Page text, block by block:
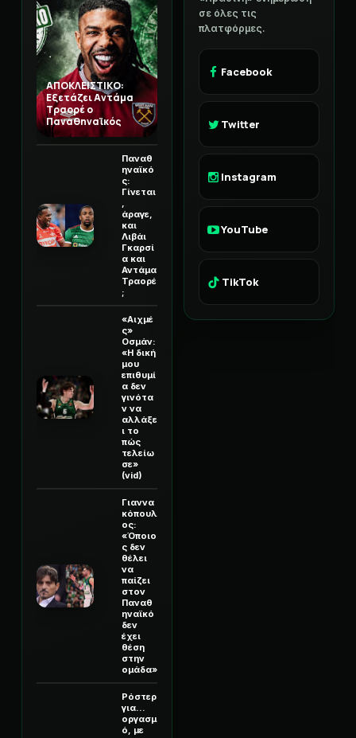
ΑΠΟΚΛΕΙΣΤΙΚΟ:
Εξετάζει Αντάμα
Τραορέ ο
Παναθηναϊκός
Παναθ
ηναϊκό
ς:
Γίνεται
,
άραγε,
και
Λιβάι
Γκαρσί
α και
Αντάμα
Τραορέ
;
«Αιχμέ
ς»
Οσμάν:
«Η δική
μου
επιθυμί
α δεν
γινότα
ν να
αλλάξε
ι το
πώς
τελείω
σε»
(vid)
Γιαννα
κόπουλ
ος:
«Όποιο
ς δεν
θέλει
να
παίζει
στον
Παναθ
ηναϊκό
δεν
έχει
θέση
στην
ομάδα»
Ρόστερ
για...
οργασμ
ό, με
σε όλες τις
πλατφόρμες.
Facebook
Twitter
Instagram
YouTube
TikTok